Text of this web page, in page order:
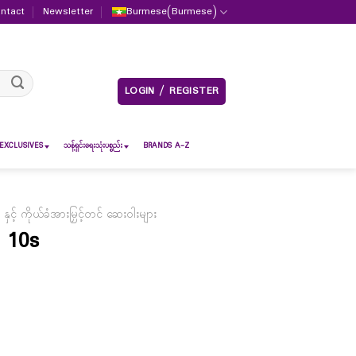
Newsletter Burmese(Burmese)
LOGIN / REGISTER
သန့်ရှင်းရေးသုံးပစ္စည်း BRANDS A-Z
ကိုယ်ခံအားမြှင့်တင် ဆေးဝါးများ